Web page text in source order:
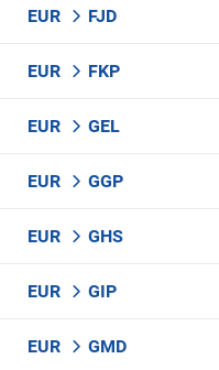
EUR FJD
EUR FKP
EUR GEL
EUR GGP
EUR GHS
EUR GIP
EUR GMD